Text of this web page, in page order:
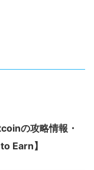
の攻略情報・
Earn】